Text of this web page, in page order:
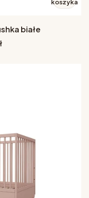
koszyka
białe